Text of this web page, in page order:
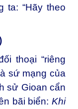
ta: “Hãy theo
thoại “riêng
sứ mạng của
sử Gioan cẩn
bãi biển: Khi